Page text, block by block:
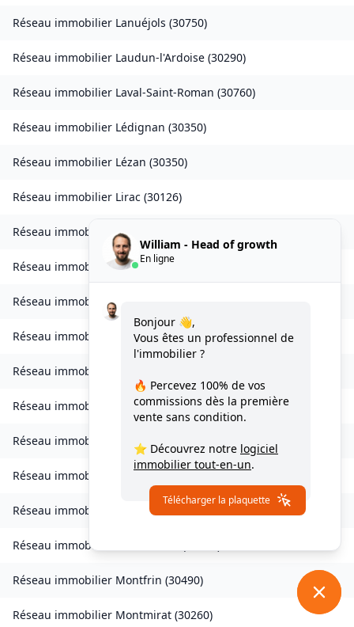
Réseau immobilier Lanuéjols (30750)
Réseau immobilier Laudun-l'Ardoise (30290)
Réseau immobilier Laval-Saint-Roman (30760)
Réseau immobilier Lédignan (30350)
Réseau immobilier Lézan (30350)
Réseau immobilier Lirac (30126)
Réseau immobilierLogrian-Florian
Réseau immobilier Les Mages(
Réseau immobilierMalons-et-Elze
Réseau immobilier Mauressargues( 30350)
Réseau immobilier
Réseau immobilier Meyrannes(30410)
Réseau immobilier Monoblet
Réseau immobilier
Réseau immobilier Monteils )
Réseau immobilier
Réseau immobilier Montfrin (30490)
Réseau immobilier Montmirat (30260)
William - Head of growth
En ligne
Bonjour 👋,
Vous êtes un professionnel de
l'immobilier ?
🔥 Percevez 100% de vos
commissions dès la première
vente sans condition.
⭐ Découvrez notre logiciel
immobilier tout-en-un.
Télécharger la plaquette